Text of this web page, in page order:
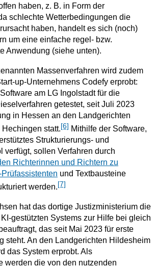
haben, z. B. in Form der
schlechte Wetterbedingungen die
haben, handelt es sich (noch)
um eine einfache regel- bzw.
Anwendung (siehe unten).
Massenverfahren wird zudem
up-Unternehmens Codefy erprobt:
am LG Ingolstadt für die
getestet, seit Juli 2023
in Hessen an den Landgerichten
statt.[6] Mithilfe der Software,
Strukturierungs- und
verfügt, sollen Verfahren durch
Richterinnen und Richtern zu
und Textbausteine
werden.[7]
hat das dortige Justizministerium die
gestützten Systems zur Hilfe bei gleich
das seit Mai 2023 für erste
steht. An den Landgerichten Hildesheim
das System erprobt. Als
werden die von den nutzenden